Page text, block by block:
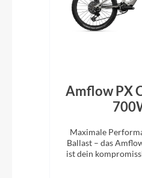
Amflow PX
Maximale
Ballast – das
ist dein